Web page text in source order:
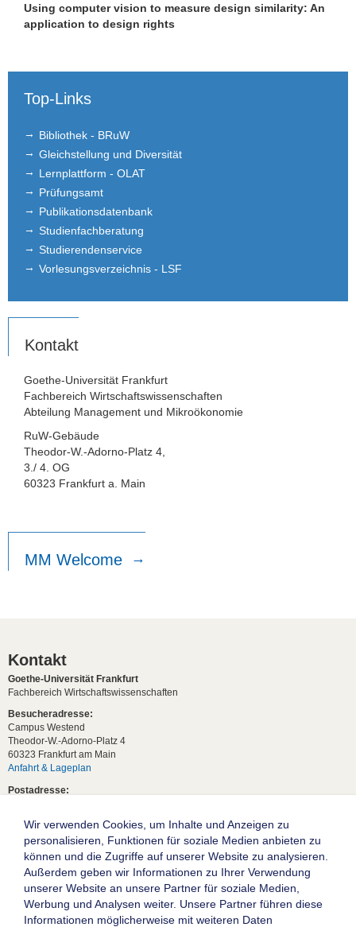
FLEX
Using computer vision to measure design similarity: An
application to design rights
Top-Links
Bibliothek - BRuW
Gleichstellung und Diversität
Lernplattform - OLAT
Prüfungsamt
Publikationsdatenbank
Studienfachberatung
Studierendenservice
Vorlesungsverzeichnis - LSF
Kontakt
Goethe-Universität Frankfurt
Fachbereich Wirtschaftswissenschaften
Abteilung Management und Mikroökonomie
RuW-Gebäude
Theodor-W.-Adorno-Platz 4,
3./ 4. OG
60323 Frankfurt a. Main
MM Welcome
Kontakt
Goethe-Universität Frankfurt
Fachbereich Wirtschaftswissenschaften
Besucheradresse:
Campus Westend
Theodor-W.-Adorno-Platz 4
60323 Frankfurt am Main
Anfahrt & Lageplan
Postadresse:
Studentische Anfragen:
studium[at]wiwi.uni-frankfurt[dot]de
Allgemeine Anfragen:
dekanat02[at]wiwi.uni-frankfurt[dot]de
Wir verwenden Cookies, um Inhalte und Anzeigen zu
personalisieren, Funktionen für soziale Medien anbieten zu
können und die Zugriffe auf unserer Website zu analysieren.
Außerdem geben wir Informationen zu Ihrer Verwendung
unserer Website an unsere Partner für soziale Medien,
Werbung und Analysen weiter. Unsere Partner führen diese
Informationen möglicherweise mit weiteren Daten